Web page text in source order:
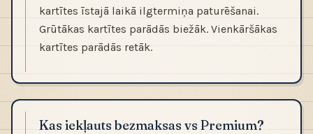
kartītes īstajā laikā ilgtermiņa paturēšanai.
Grūtākas kartītes parādās biežāk. Vienkāršākas
kartītes parādās retāk.
Kas iekļauts bezmaksas vs Premium?